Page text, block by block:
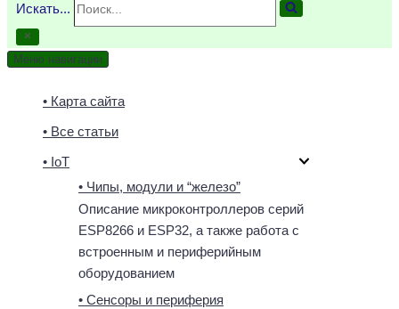
Искать...
Меню навигации
• Карта сайта
• Все статьи
• IoT
• Чипы, модули и “железо”
Описание микроконтроллеров серий
ESP8266 и ESP32, а также работа с
встроенным и периферийным
оборудованием
• Сенсоры и периферия